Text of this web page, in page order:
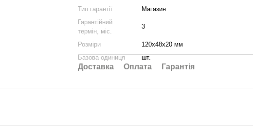
Тип гарантії
Магазин
Гарантійний
термін, міс.
3
Розміри
120х48х20 мм
Базова одиниця
шт.
Доставка Оплата Гарантія